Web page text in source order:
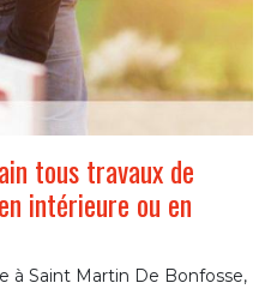
tous travaux de
intérieure ou en
à Saint Martin De Bonfosse,